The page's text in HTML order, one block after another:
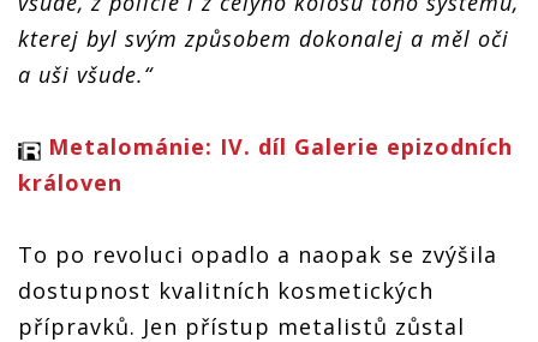
kterej byl svým způsobem dokonalej a měl oči
a uši všude.“
Metalománie: IV. díl Galerie epizodních
královen
To po revoluci opadlo a naopak se zvýšila
dostupnost kvalitních kosmetických
přípravků. Jen přístup metalistů zůstal